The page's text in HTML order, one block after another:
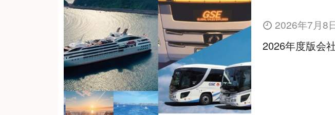
2026年7月8
2026年度版会